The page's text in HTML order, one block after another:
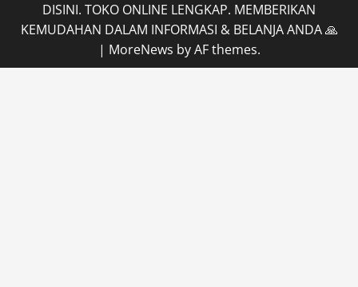
DISINI. TOKO ONLINE LENGKAP. MEMBERIKAN
KEMUDAHAN DALAM INFORMASI & BELANJA ANDA 🙏
| MoreNews by AF themes.